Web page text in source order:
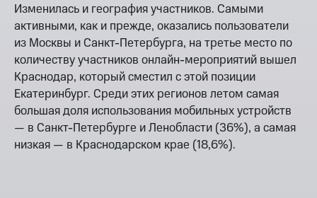
Изменилась и география участников. Самыми
активными, как и прежде, оказались пользователи
из Москвы и Санкт-Петербурга, на третье место по
количеству участников онлайн-мероприятий вышел
Краснодар, который сместил с этой позиции
Екатеринбург. Среди этих регионов летом самая
большая доля использования мобильных устройств
— в Санкт-Петербурге и Ленобласти (36%), а самая
низкая — в Краснодарском крае (18,6%).